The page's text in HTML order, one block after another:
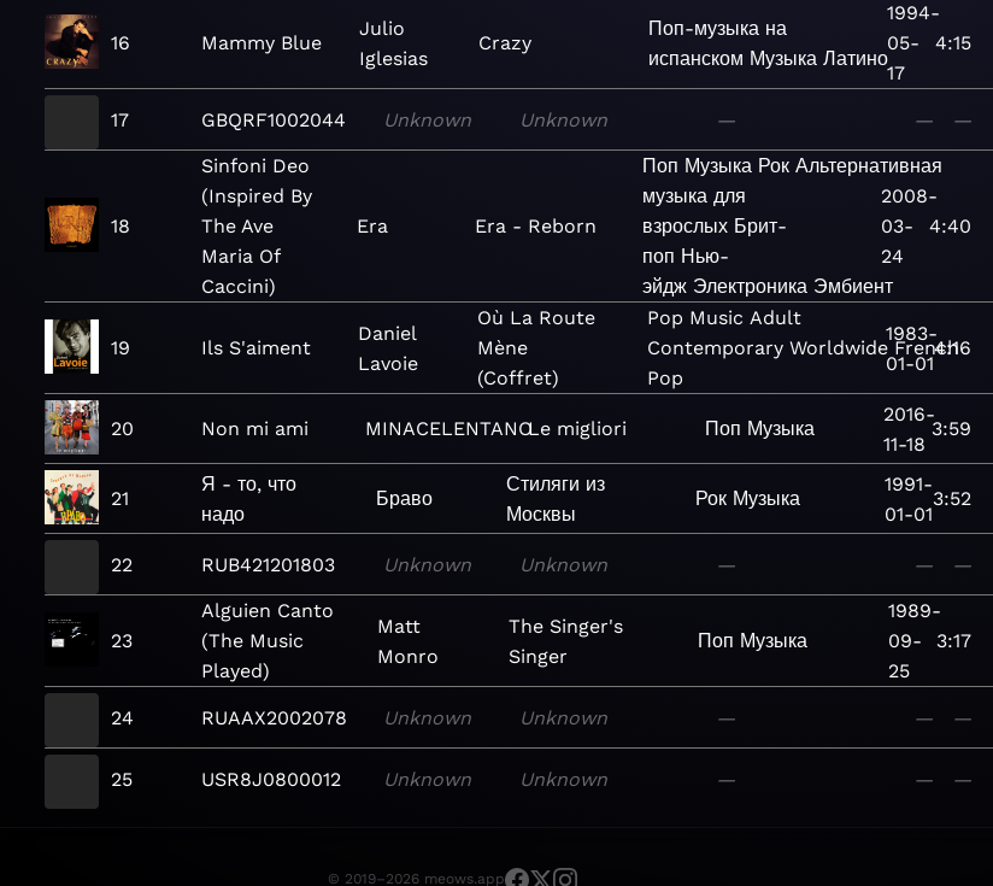
16 Mammy Blue
Julio
Iglesias
Crazy
Поп-музыка на
испанском Музыка Латино
1994-
05-
17
4:15
17 GBQRF1002044 Unknown Unknown — — —
18
Sinfoni Deo
(Inspired By
The Ave
Maria Of
Caccini)
Era Era - Reborn
Поп Музыка Рок Альтернативная
музыка для
взрослых Брит-
поп Нью-
эйдж Электроника Эмбиент
2008-
03-
24
4:40
19 Ils S'aiment
Daniel
Lavoie
Où La Route
Mène
(Coffret)
Pop Music Adult
Contemporary Worldwide French
Pop
1983-
01-01
4:16
20 Non mi ami MINACELENTANOLe migliori Поп Музыка
2016-
11-18
3:59
21
Я - то, что
надо
Браво
Стиляги из
Москвы
Рок Музыка
1991-
01-01
3:52
22 RUB421201803 Unknown Unknown — — —
23
Alguien Canto
(The Music
Played)
Matt
Monro
The Singer's
Singer
Поп Музыка
1989-
09-
25
3:17
24 RUAAX2002078 Unknown Unknown — — —
25 USR8J0800012 Unknown Unknown — — —
© 2019–2026 meows.app